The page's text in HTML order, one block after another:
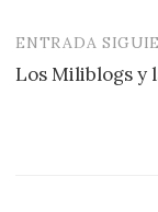
ENTRADA
Los Miliblogs y